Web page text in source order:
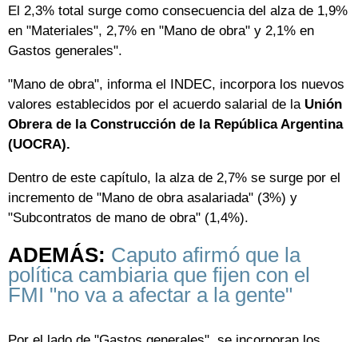
El 2,3% total surge como consecuencia del alza de 1,9%
en "Materiales", 2,7% en "Mano de obra" y 2,1% en
Gastos generales".
"Mano de obra", informa el INDEC, incorpora los nuevos
valores establecidos por el acuerdo salarial de la Unión
Obrera de la Construcción de la República Argentina
(UOCRA).
Dentro de este capítulo, la alza de 2,7% se surge por el
incremento de "Mano de obra asalariada" (3%) y
"Subcontratos de mano de obra" (1,4%).
ADEMÁS: Caputo afirmó que la
política cambiaria que fijen con el
FMI "no va a afectar a la gente"